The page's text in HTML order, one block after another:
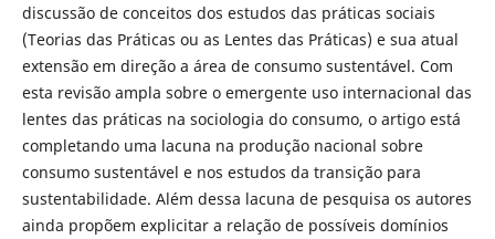
discussão de conceitos dos estudos das práticas sociais
(Teorias das Práticas ou as Lentes das Práticas) e sua atual
extensão em direção a área de consumo sustentável. Com
esta revisão ampla sobre o emergente uso internacional das
lentes das práticas na sociologia do consumo, o artigo está
completando uma lacuna na produção nacional sobre
consumo sustentável e nos estudos da transição para
sustentabilidade. Além dessa lacuna de pesquisa os autores
ainda propõem explicitar a relação de possíveis domínios